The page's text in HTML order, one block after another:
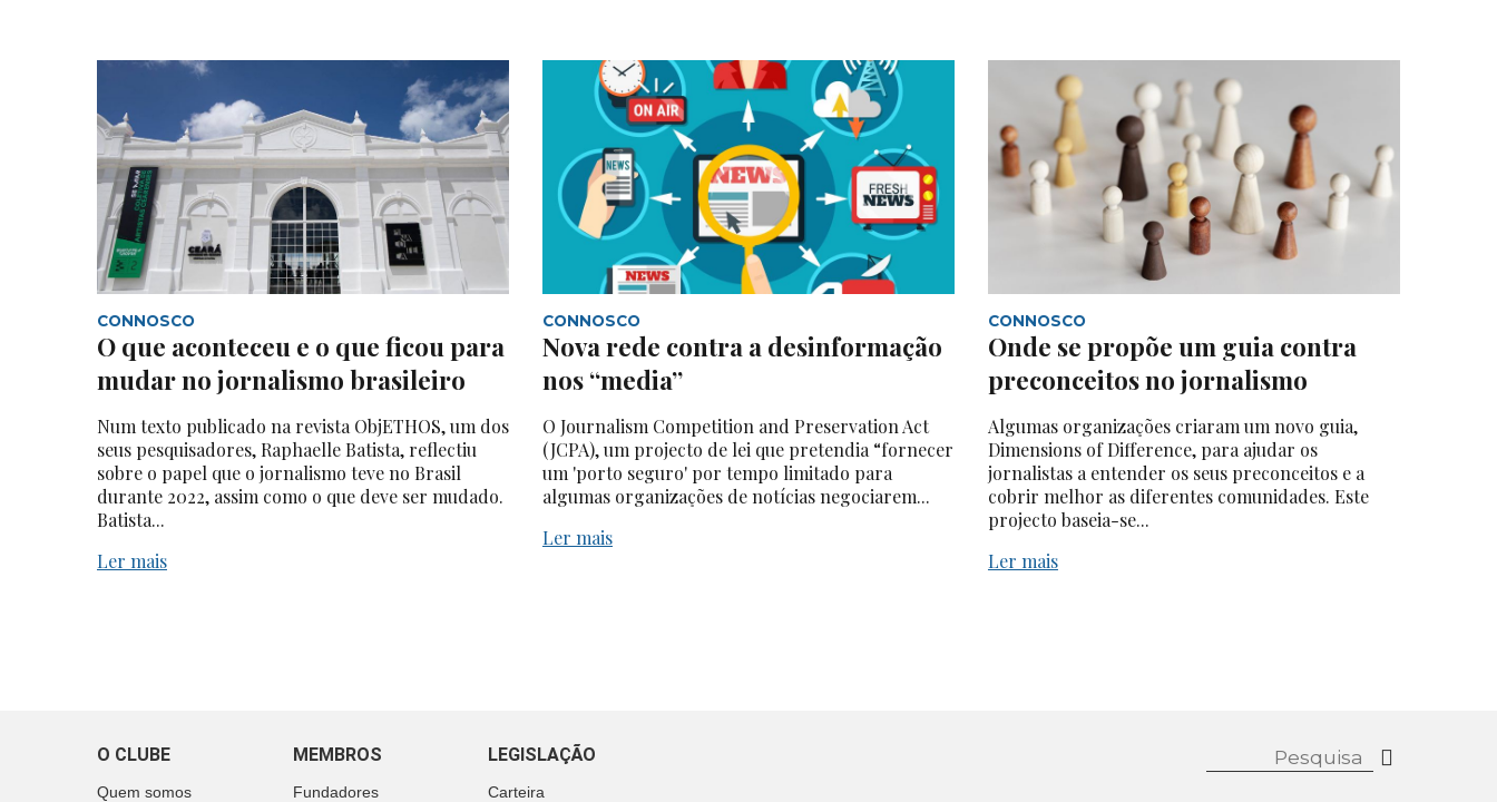
CONNOSCO
O que aconteceu e o que ficou para
mudar no jornalismo brasileiro
Num texto publicado na revista ObjETHOS, um dos
seus pesquisadores, Raphaelle Batista, reflectiu
sobre o papel que o jornalismo teve no Brasil
durante 2022, assim como o que deve ser mudado.
Batista...
Ler mais
CONNOSCO
Nova rede contra a desinformação
nos “media”
O Journalism Competition and Preservation Act
(JCPA), um projecto de lei que pretendia “fornecer
um 'porto seguro' por tempo limitado para
algumas organizações de notícias negociarem...
Ler mais
CONNOSCO
Onde se propõe um guia contra
preconceitos no jornalismo
Algumas organizações criaram um novo guia,
Dimensions of Difference, para ajudar os
jornalistas a entender os seus preconceitos e a
cobrir melhor as diferentes comunidades. Este
projecto baseia-se...
Ler mais
O CLUBE
Quem somos
MEMBROS
Fundadores
LEGISLAÇÃO
Carteira